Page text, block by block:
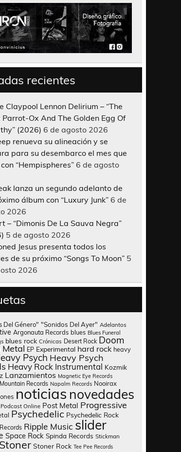
recientes
Claypool Lennon Delirium – “The
Parrot-Ox And The Golden Egg Of
(2026) 6 de agosto 2026
renueva su alineación y se
para su desembarco el mes que
“Hempispheres” 6 de agosto
lanza un segundo adelanto de
álbum con “Luxury Junk” 6 de
2026
– “Dimonis De La Sauva Negra”
5 de agosto 2026
Jesus presenta todos los
de su próximo “Songs To Moon” 5
2026
Del Género" "Sonidos Del Ayer" Adelantos
Argonauta Records blues Blues Funeral
blues rock Crónicas Desert Rock Doom
Metal EP Experimental hard rock heavy
Psych Heavy Psych
Heavy Rock Instrumental Kozmik
Lanzamientos Magnetic Eye Records
Records Napalm Records Nooirax
noticias novedades
Podcast Online Post Metal Progressive
Psychedelic Psychedelic Rock
Ripple Music slider
Space Rock Spinda Records Stickman
Stoner Stoner Rock Tee Pee Records